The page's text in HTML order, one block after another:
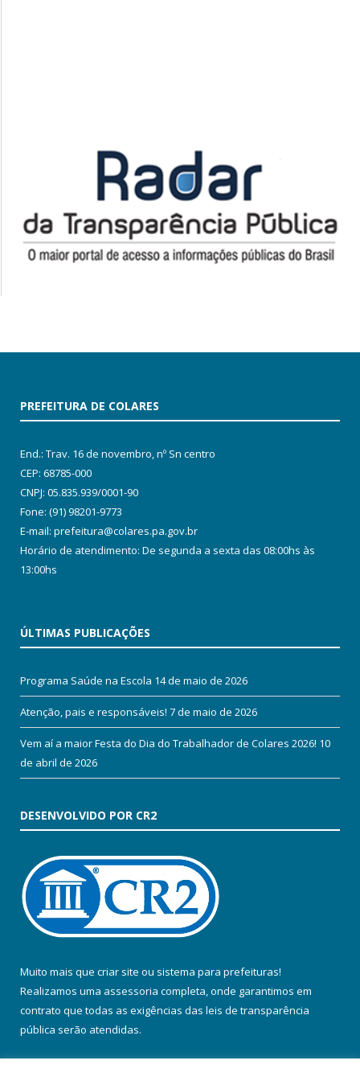
PREFEITURA DE COLARES
End.: Trav. 16 de novembro, nº Sn centro
CEP: 68785-000
CNPJ: 05.835.939/0001-90
Fone: (91) 98201-9773
E-mail: prefeitura@colares.pa.gov.br
Horário de atendimento: De segunda a sexta das 08:00hs às
13:00hs
ÚLTIMAS PUBLICAÇÕES
Programa Saúde na Escola 14 de maio de 2026
Atenção, pais e responsáveis! 7 de maio de 2026
Vem aí a maior Festa do Dia do Trabalhador de Colares 2026! 10
de abril de 2026
DESENVOLVIDO POR CR2
Muito mais que criar site ou sistema para prefeituras!
Realizamos uma assessoria completa, onde garantimos em
contrato que todas as exigências das leis de transparência
pública serão atendidas.